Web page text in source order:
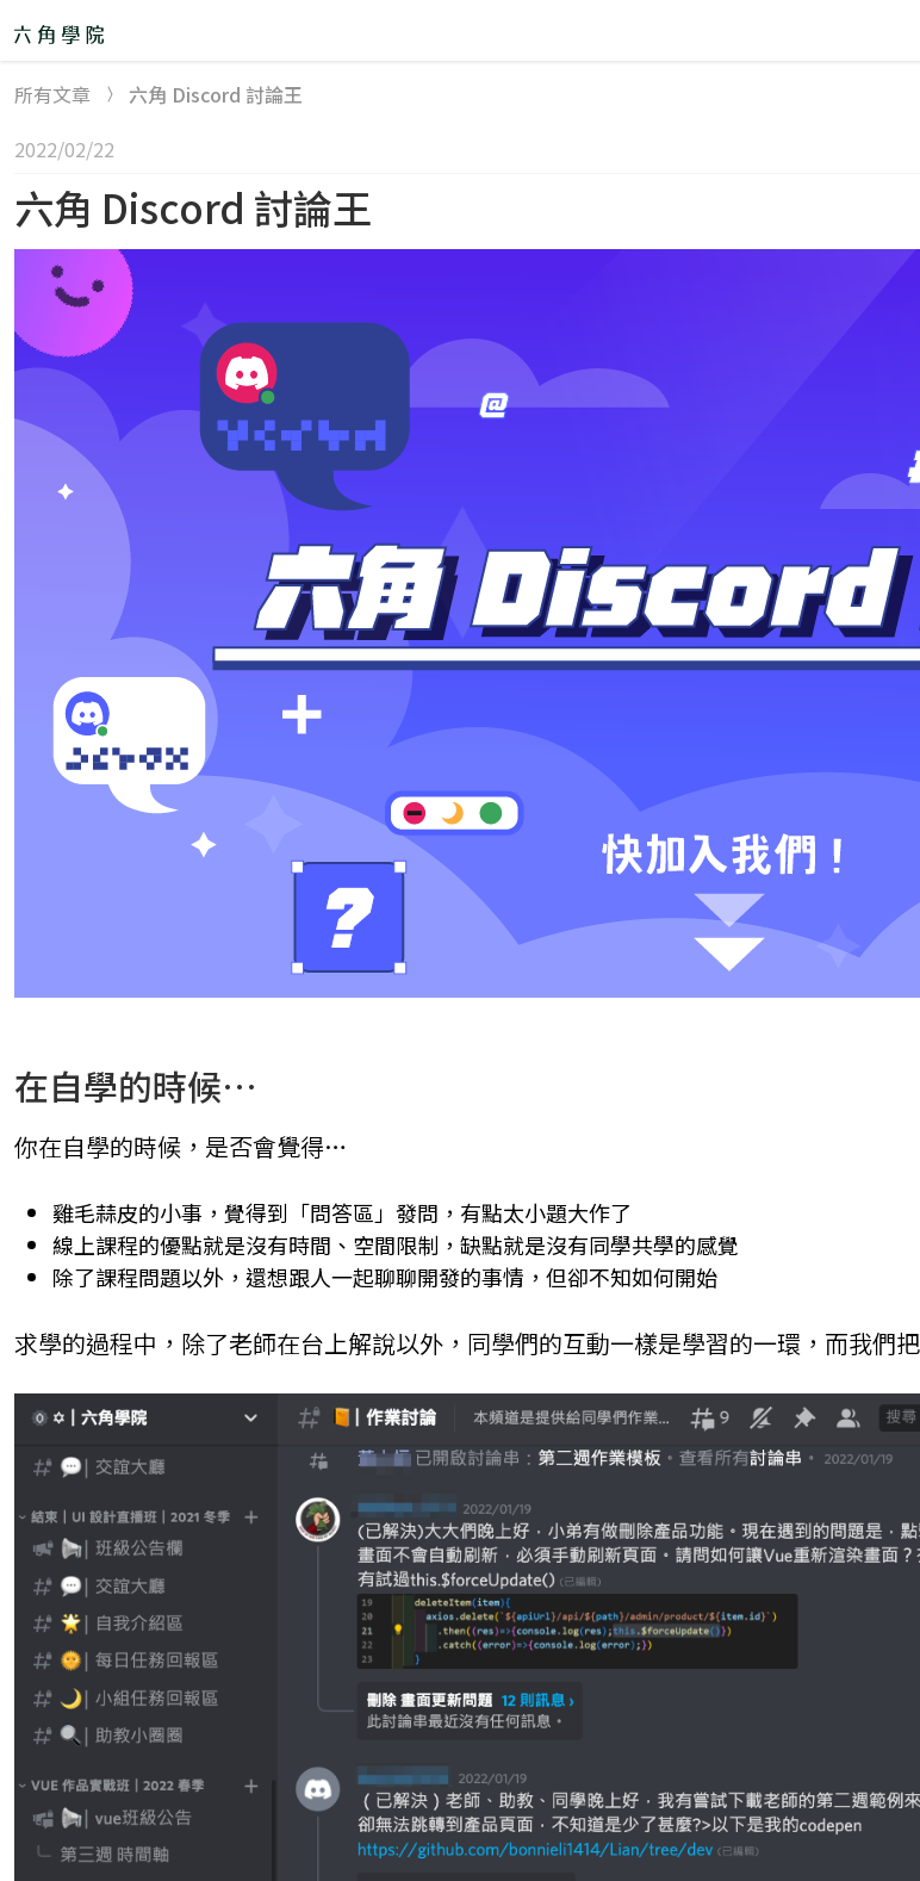
精選課程
直播班 🎙
30 天軟體工程師體驗營
後端工程師體驗營
Node.js+雲端：後端就業培訓班&專題班
【後端工程師學程】Node.js 直播班
【後端工程師學程】JavaScript 直播班
JS+Vue 前端工程師培訓班＆專題班
網頁切版直播班
【前端】JavaScript 工程師養成直播班
TypeScript 實戰課：打造工程師型別思維
React 作品實戰班
Vue 作品實戰班
AI 開發進化營
前端開發 🔥
HTML、CSS 開發網站
jQuery 打造互動性網頁效果
React 實戰影音課程
使用 gulp 進行網頁前端自動化
網頁設計
add
add
聯絡我們
所有文章
六角 Discord 討論王
2022/02/22
六角 Discord 討論王
在自學的時候…
你在自學的時候，是否會覺得…
雞毛蒜皮的小事，覺得到「問答區」發問，有點太小題大作了
線上課程的優點就是沒有時間、空間限制，缺點就是沒有同學共學的感覺
除了課程問題以外，還想跟人一起聊聊開發的事情，但卻不知如何開始
求學的過程中，除了老師在台上解說以外，同學們的互動一樣是學習的一環，而我們